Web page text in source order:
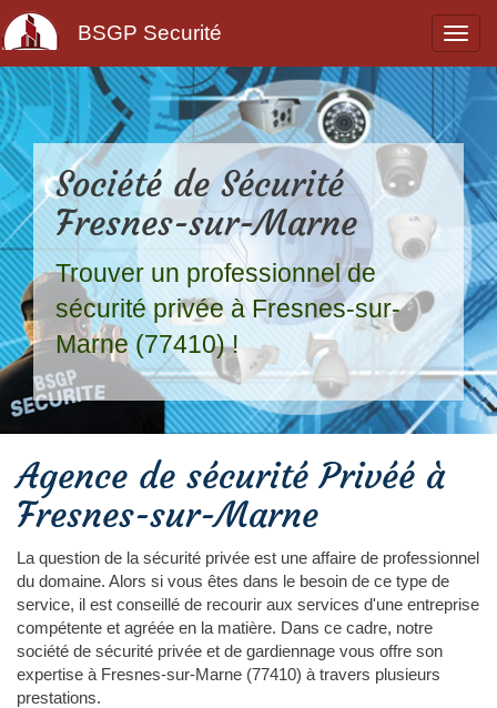
BSGP Securité
Société de Sécurité
Fresnes-sur-Marne
Trouver un professionnel de
sécurité privée à Fresnes-sur-
Marne (77410) !
Agence de sécurité Privéé à
Fresnes-sur-Marne
La question de la sécurité privée est une affaire de professionnel
du domaine. Alors si vous êtes dans le besoin de ce type de
service, il est conseillé de recourir aux services d'une entreprise
compétente et agréée en la matière. Dans ce cadre, notre
société de sécurité privée et de gardiennage vous offre son
expertise à Fresnes-sur-Marne (77410) à travers plusieurs
prestations.